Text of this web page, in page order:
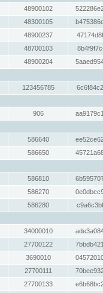
48900102
48300105
48900237
48700103
48900204
123456785
906
586640
586650
586810
586270
586280
34000010
27700122
3690010
27700111
27700133